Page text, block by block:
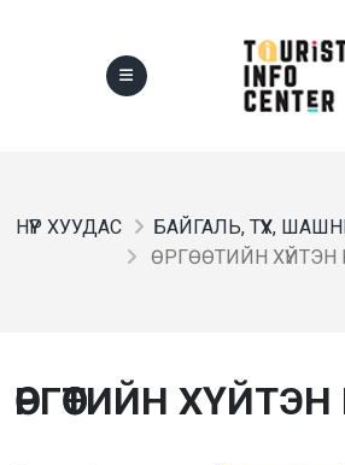
НҮҮР ХУУДАС
БАЙГАЛЬ, ТҮҮХ,
ӨРГӨӨТИЙН
ӨРГӨӨТИЙН